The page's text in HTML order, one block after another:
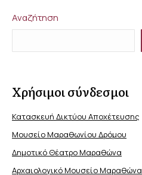
Αναζήτηση
Χρήσιμοι σύνδεσμοι
Κατασκευή Δικτύου Αποχέτευσης
Μουσείο Μαραθωνίου Δρόμου
Δημοτικό Θέατρο Μαραθώνα
Αρχαιολογικό Μουσείο Μαραθώνα